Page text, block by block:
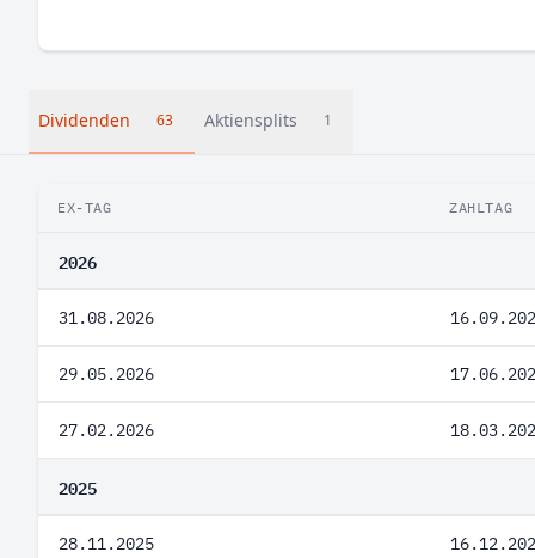
Dividenden 63 Aktiensplits 1
EX-TAG ZAHLTAG
2026
31.08.2026
29.05.2026
27.02.2026
2025
28.11.2025